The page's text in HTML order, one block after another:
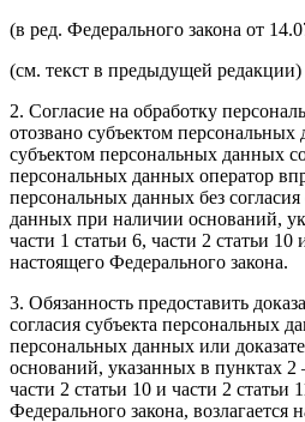
(в ред. Федерального закона от
(см. текст в предыдущей редакции)
2. Согласие на обработку
отозвано субъектом
субъектом персональных данных
персональных данных оператор
персональных данных без
данных при наличии оснований,
части 1 статьи 6, части 2 статьи 10
настоящего Федерального закона.
3. Обязанность предоставить
согласия субъекта персональных
персональных данных или
оснований, указанных в пунктах 2
части 2 статьи 10 и части 2 статьи
Федерального закона, возлагается